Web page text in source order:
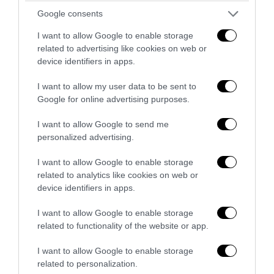
Google consents
I want to allow Google to enable storage
related to advertising like cookies on web or
device identifiers in apps.
I want to allow my user data to be sent to
Google for online advertising purposes.
I want to allow Google to send me
personalized advertising.
I want to allow Google to enable storage
related to analytics like cookies on web or
device identifiers in apps.
I want to allow Google to enable storage
related to functionality of the website or app.
I want to allow Google to enable storage
related to personalization.
RAFFO
Messaggio molto chiaro……… se sei un italiano onesto e
lavoratore devi pagare,subire,essere suddito e schiavo,
mantenere la casta burocrate cattocomunista,rom e froci di
varie etnie compresi……..se sei un centro sociale tutto ti è
toccarti poiché non esiste il reato d presa per il culo e odio
razziale contro gli italiani che sono vittime di questo
sistema marcio……….. gli italiani che ancora pagano tasse ,
tariffe e bollette varie devono stare muti e silenti altrimenti
rischiano una denuncia d’ufficio………… Ovviamente la
schifo. Da vomito.